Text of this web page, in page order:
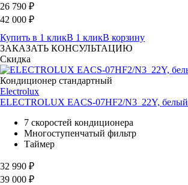
26 790 ₽
42 000 ₽
Купить в 1 кликВ 1 кликВ корзину
ЗАКАЗАТЬ КОНСУЛЬТАЦИЮ
Скидка
Кондиционер стандартный
Electrolux
ELECTROLUX EACS-07HF2/N3_22Y, белый
7 скоростей кондиционера
Многоступенчатый фильтр
Таймер
32 990 ₽
39 000 ₽